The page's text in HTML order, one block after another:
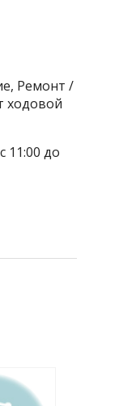
Ремонт /
ходовой
11:00 до